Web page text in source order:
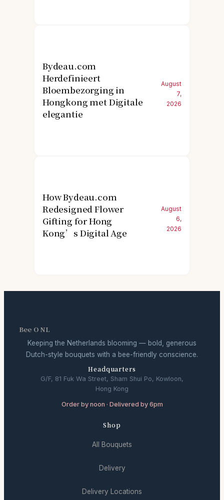
Bydeau.com
Herdefinieert
Bloembezorging in
Hongkong met Digitale
elegantie
August
7,
2026
How Bydeau.com
Redesigned Flower
Gifting for Hong
Kong’s Digital Age
August
6,
2026
Bee O NL
Keeping the Netherlands blooming — bold, generous
Dutch-style bouquets with a bee-friendly conscience.
Headquarters
G/F, 81 Fuk Wa Street, Sham Shui Po, Kowloon,
Hong Kong
Order by noon · Delivered by 6pm
Shop
All Bouquets
Delivery
Delivery Locations